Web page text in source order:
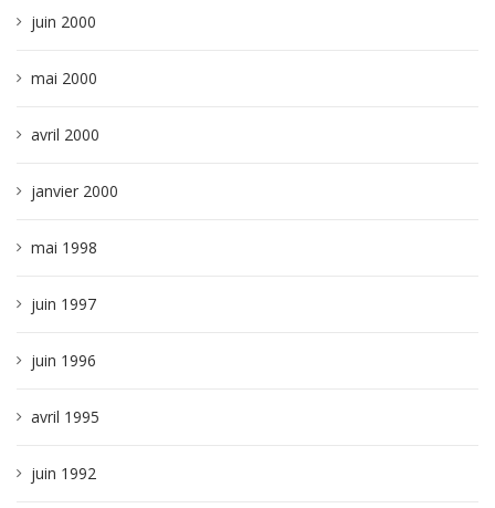
juin 2000
mai 2000
avril 2000
janvier 2000
mai 1998
juin 1997
juin 1996
avril 1995
juin 1992